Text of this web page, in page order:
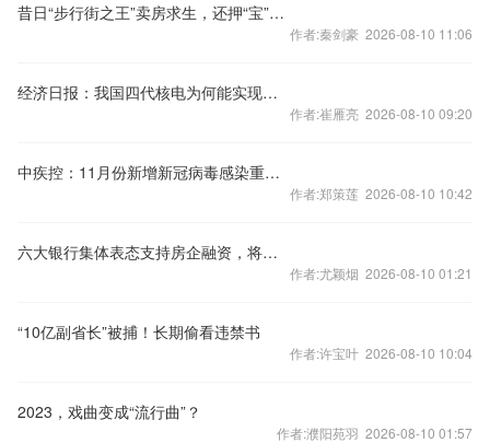
昔日“步行街之王”卖房求生，还押“宝”千元羽绒服
作者:秦剑豪 2026-08-10 11:06
经济日报：我国四代核电为何能实现领跑
作者:崔雁亮 2026-08-10 09:20
中疾控：11月份新增新冠病毒感染重症病例135例
作者:郑策莲 2026-08-10 10:42
六大银行集体表态支持房企融资，将如何影响楼市？
作者:尤颖烟 2026-08-10 01:21
“10亿副省长”被捕！长期偷看违禁书
作者:许宝叶 2026-08-10 10:04
2023，戏曲变成“流行曲”？
作者:濮阳苑羽 2026-08-10 01:57